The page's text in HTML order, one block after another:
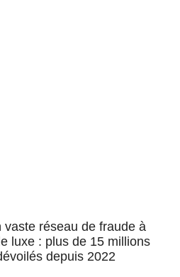
vaste réseau de fraude à
luxe : plus de 15 millions
depuis 2022